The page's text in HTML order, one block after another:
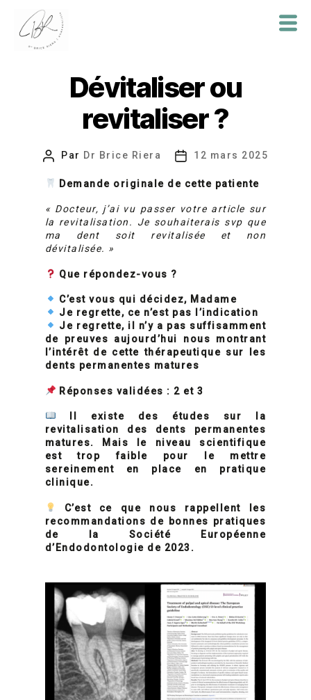
Dévitaliser ou
revitaliser ?
Auteur
l’article
Par Dr Brice Riera
Date
l’article
12 mars 2025
Demande originale de cette patiente
« Docteur, j’ai vu passer votre article sur
la revitalisation. Je souhaiterais svp que
ma dent soit revitalisée et non
dévitalisée. »
Que répondez-vous ?
C’est vous qui décidez, Madame
Je regrette, ce n’est pas l’indication
Je regrette, il n’y a pas suffisamment
de preuves aujourd’hui nous montrant
l’intérêt de cette thérapeutique sur les
dents permanentes matures
Réponses validées : 2 et 3
Il existe des études sur la
revitalisation des dents permanentes
matures. Mais le niveau scientifique
est trop faible pour le mettre
sereinement en place en pratique
clinique.
C’est ce que nous rappellent les
recommandations de bonnes pratiques
de la Société Européenne
d’Endodontologie de 2023.